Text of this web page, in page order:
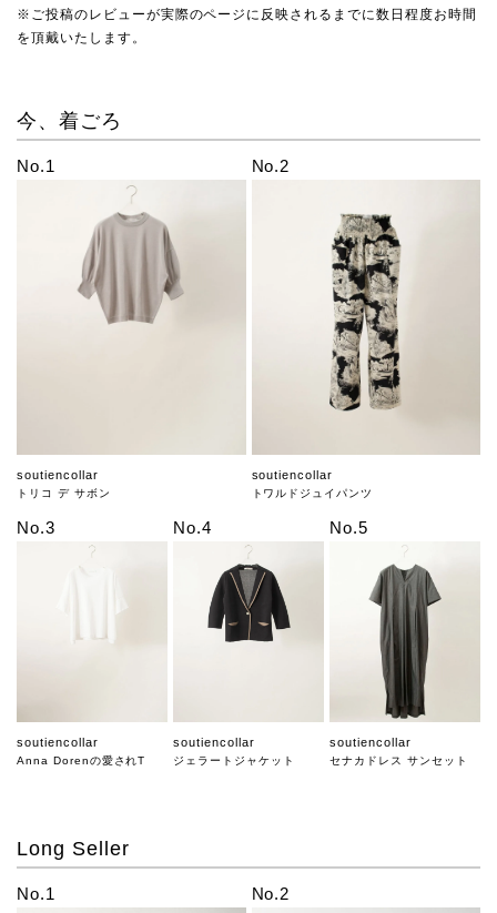
※ご投稿のレビューが実際のページに反映されるまでに数日程度お時間
を頂戴いたします。
今、着ごろ
No.1
soutiencollar
トリコ デ サボン
No.2
soutiencollar
トワルドジュイパンツ
No.3
soutiencollar
Anna Dorenの愛されT
No.4
soutiencollar
ジェラートジャケット
No.5
soutiencollar
セナカドレス サンセット
Long Seller
No.1 No.2